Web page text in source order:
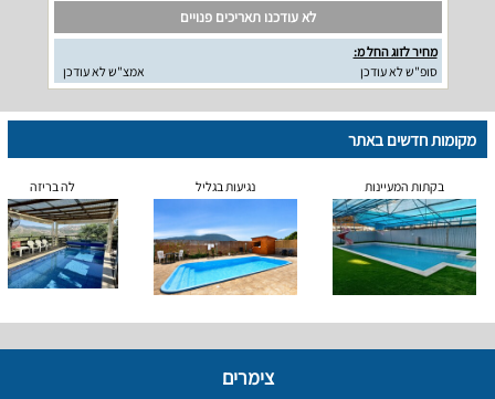
לא עודכנו תאריכים פנויים
מחיר לזוג החל מ:
סופ"ש לא עודכן
אמצ"ש לא עודכן
מקומות חדשים באתר
בקתות המעיינות נגיעות בגליל לה בריזה
צימרים